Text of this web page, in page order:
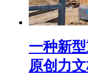
一种新
原创力